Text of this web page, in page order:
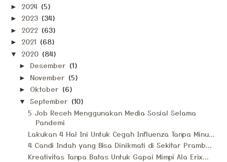
► 2024 (5)
► 2023 (34)
► 2022 (63)
► 2021 (68)
▼ 2020 (84)
► Desember (1)
► November (5)
► Oktober (6)
▼ September (10)
5 Job Receh Menggunakan Media Sosial Selama
Pandemi
Lakukan 4 Hal Ini Untuk Cegah Influenza Tanpa Minu...
4 Candi Indah yang Bisa Dinikmati di Sekitar Pramb...
Kreativitas Tanpa Batas Untuk Gapai Mimpi Ala Erix...